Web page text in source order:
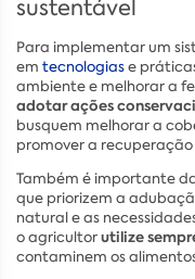
sustentável
Para implementar um
em tecnologiase
ambiente e melhorar a
adotar ações
busquem melhorar a
promover a
Também é importante
que priorizem a
natural e as
o agricultorutilize
contaminem os